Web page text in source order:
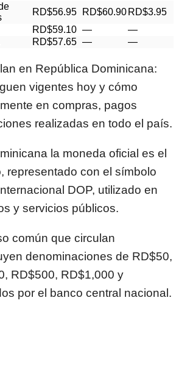
RD$56.95 RD$60.90 RD$3.95
RD$59.10 —
—
RD$57.65 — —
en República Dominicana:
vigentes hoy y cómo
en compras, pagos
realizadas en todo el país.
la moneda oficial es el
representado con el símbolo
DOP, utilizado en
y servicios públicos.
común que circulan
denominaciones de RD$50,
RD$500, RD$1,000 y
por el banco central nacional.